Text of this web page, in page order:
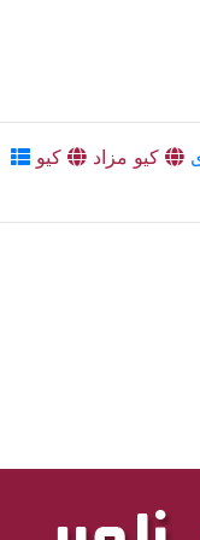
كيو مزاد كيو